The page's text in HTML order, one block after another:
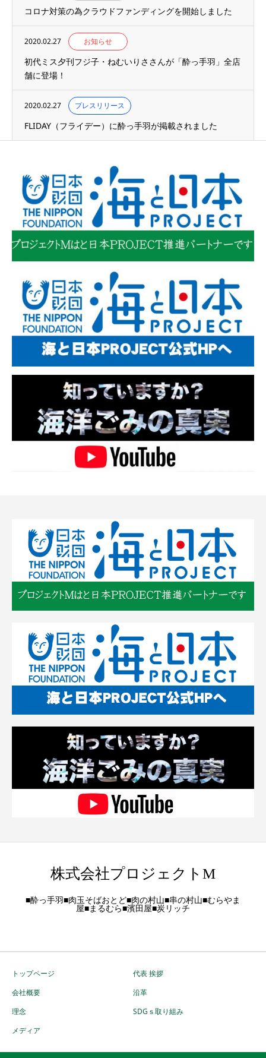
コロナ対策の為クラウドファンディングを開始しました
2020.02.27 お知らせ
初代ミス夕刊フジ子・ねむいりささんが「酔っ手羽」全店
舗に登場！
2020.02.27 プレスリリース
FLIDAY（フライデー）に酔っ手羽が掲載されました
株式会社プロジェクトM
■酔っ手羽■肉玉そばおとど■肉の村山■串の村山■むらやま
屋■まるむら■濱田屋■炭リッチ
トップページ
代表 挨拶
会社概要
沿革
理念
SDGｓ取り組み
メディア